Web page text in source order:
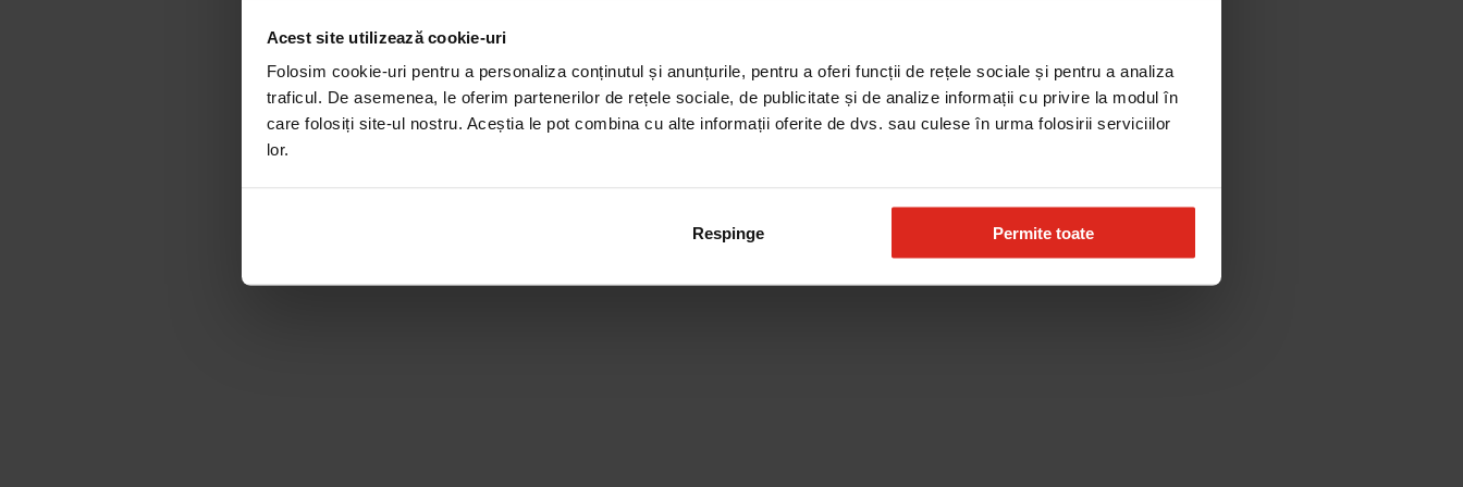
Acest site utilizează cookie-uri
Folosim cookie-uri pentru a personaliza conținutul și anunțurile, pentru a oferi funcții de rețele sociale și pentru a analiza
traficul. De asemenea, le oferim partenerilor de rețele sociale, de publicitate și de analize informații cu privire la modul în
care folosiți site-ul nostru. Aceștia le pot combina cu alte informații oferite de dvs. sau culese în urma folosirii serviciilor
lor.
Respinge Permite toate